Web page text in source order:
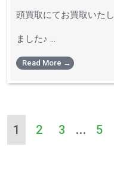
頭買取にてお買取いたし
ました♪ ...
Read More →
1 2 3 … 5